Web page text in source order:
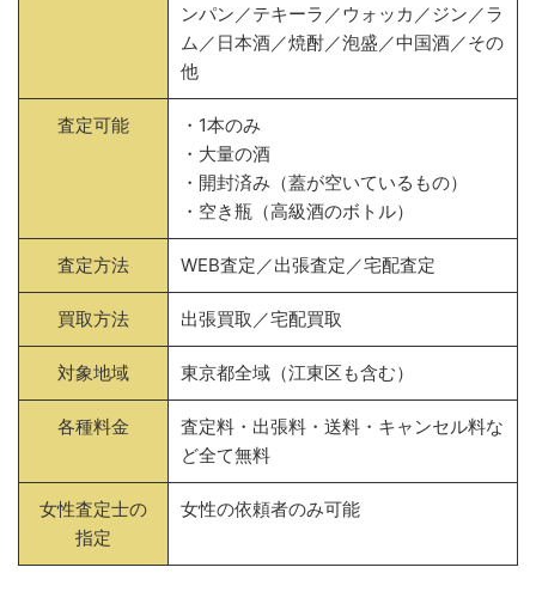
ンパン／テキーラ／ウォッカ／ジン／ラ
ム／日本酒／焼酎／泡盛／中国酒／その
他
査定可能
・1本のみ
・大量の酒
・開封済み（蓋が空いているもの）
・空き瓶（高級酒のボトル）
査定方法 WEB査定／出張査定／宅配査定
買取方法 出張買取／宅配買取
対象地域 東京都全域（江東区も含む）
各種料金
査定料・出張料・送料・キャンセル料な
ど全て無料
女性査定士の
指定
女性の依頼者のみ可能